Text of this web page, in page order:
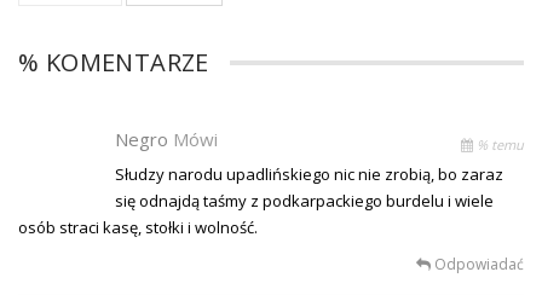
% KOMENTARZE
Negro Mówi % temu
Słudzy narodu upadlińskiego nic nie zrobią, bo zaraz
się odnajdą taśmy z podkarpackiego burdelu i wiele
osób straci kasę, stołki i wolność.
Odpowiadać